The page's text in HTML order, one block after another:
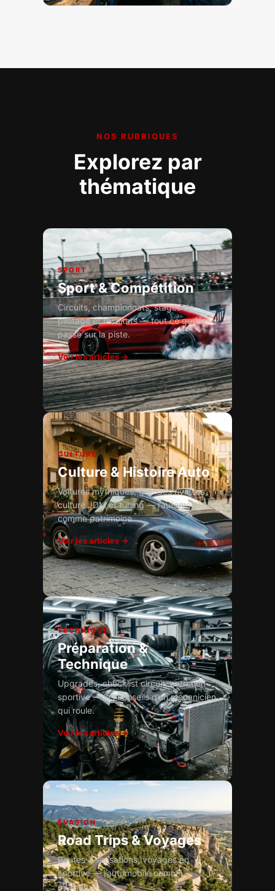
NOS RUBRIQUES
Explorez par
thématique
SPORT
Sport & Compétition
Circuits, championnats, stages de
pilotage et résultats — tout ce qui se
passe sur la piste.
Voir les articles →
CULTURE
Culture & Histoire Auto
Voitures mythiques, grandes rivalités,
culture JDM et tuning — l’automobile
comme patrimoine.
Voir les articles →
TECHNIQUE
Préparation &
Technique
Upgrades, checklist circuit, entretien
sportive — les conseils d’un mécanicien
qui roule.
Voir les articles →
ÉVASION
Road Trips & Voyages
Routes à sensations, voyages en
sportive — l’automobile comme
évasion.